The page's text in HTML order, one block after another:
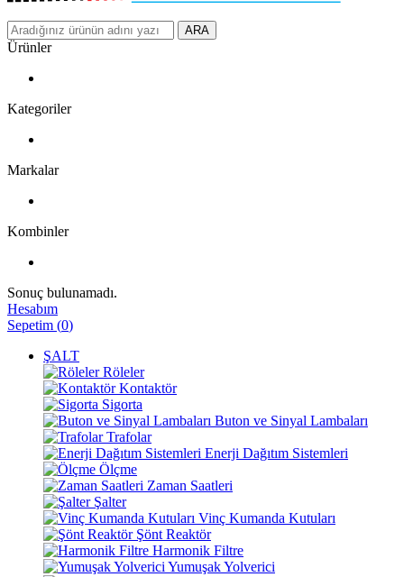
ARA
Ürünler
Kategoriler
Markalar
Kombinler
Sonuç bulunamadı.
Hesabım
Sepetim (0)
ŞALT
Röleler
Kontaktör
Sigorta
Buton ve Sinyal Lambaları
Trafolar
Enerji Dağıtım Sistemleri
Ölçme
Zaman Saatleri
Şalter
Vinç Kumanda Kutuları
Şönt Reaktör
Harmonik Filtre
Yumuşak Yolverici